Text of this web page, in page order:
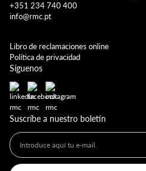
+351 234 740 400
info@rmc.pt
Libro de reclamaciones online
Política de privacidad
Síguenos
Suscríbe a nuestro boletín